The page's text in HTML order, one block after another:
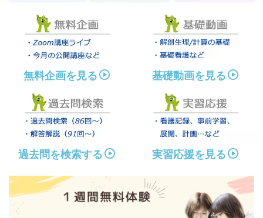
無料企画を見る 基礎動画を見る
過去問を検索する 実習応援を見る